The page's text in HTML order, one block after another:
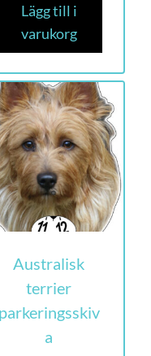
Lägg till i
varukorg
Australisk
terrier
parkeringsskiv
a